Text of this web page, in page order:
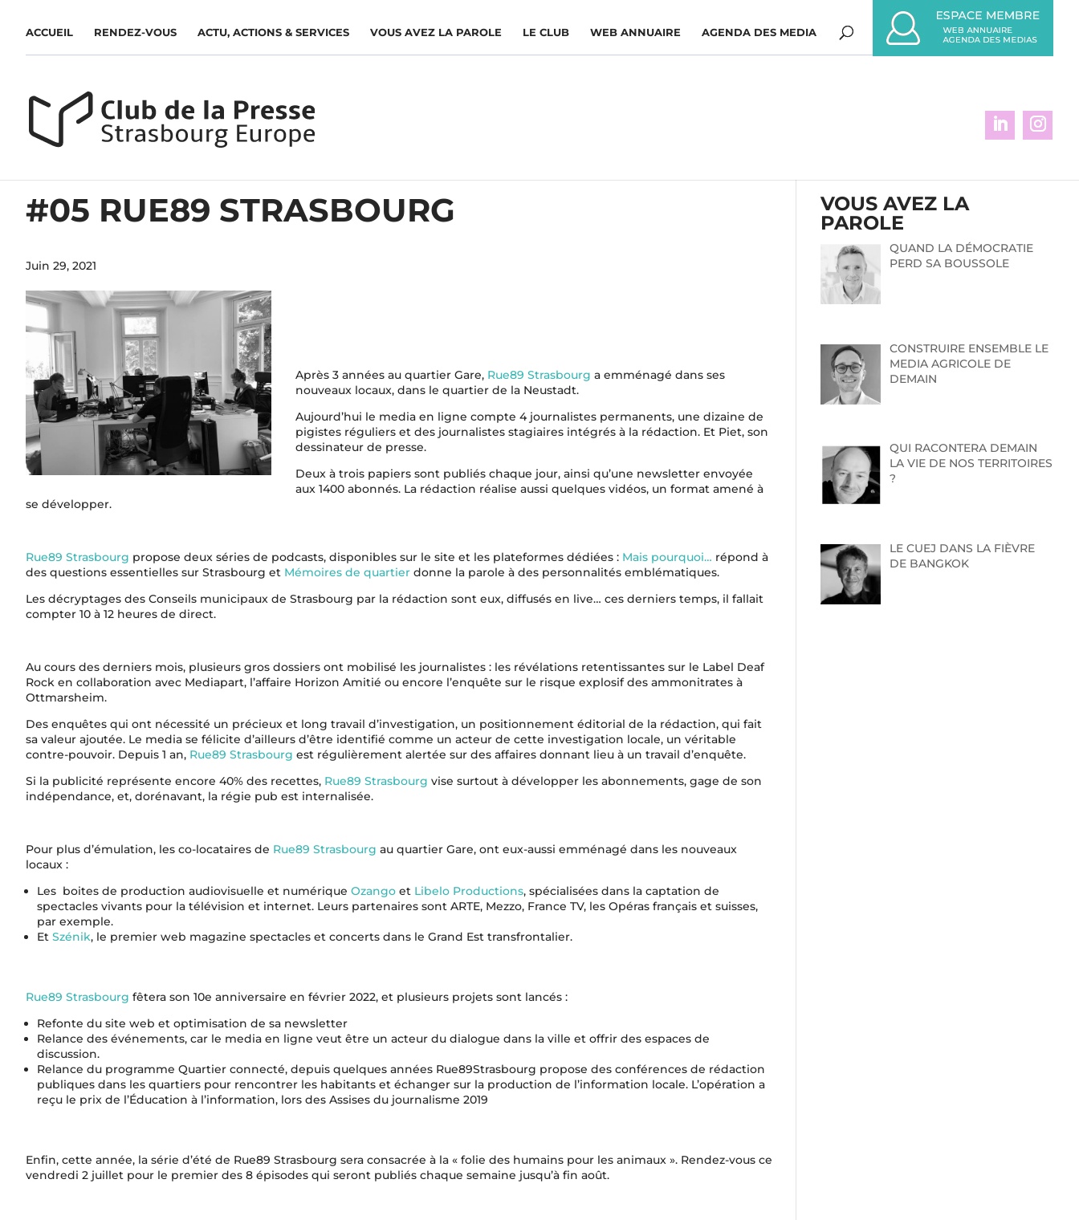
ACCUEIL RENDEZ-VOUS ACTU, ACTIONS & SERVICES VOUS AVEZ LA PAROLE LE CLUB WEB ANNUAIRE AGENDA DES MEDIA
#05 RUE89 STRASBOURG
Juin 29, 2021
Après 3 années au quartier Gare, Rue89 Strasbourg a emménagé dans ses
nouveaux locaux, dans le quartier de la Neustadt.
Aujourd’hui le media en ligne compte 4 journalistes permanents, une dizaine de
pigistes réguliers et des journalistes stagiaires intégrés à la rédaction. Et Piet, son
dessinateur de presse.
Deux à trois papiers sont publiés chaque jour, ainsi qu’une newsletter envoyée
aux 1400 abonnés. La rédaction réalise aussi quelques vidéos, un format amené à
se développer.
Rue89 Strasbourg propose deux séries de podcasts, disponibles sur le site et les plateformes dédiées : Mais pourquoi… répond à
des questions essentielles sur Strasbourg et Mémoires de quartier donne la parole à des personnalités emblématiques.
Les décryptages des Conseils municipaux de Strasbourg par la rédaction sont eux, diffusés en live… ces derniers temps, il fallait
compter 10 à 12 heures de direct.
Au cours des derniers mois, plusieurs gros dossiers ont mobilisé les journalistes : les révélations retentissantes sur le Label Deaf
Rock en collaboration avec Mediapart, l’affaire Horizon Amitié ou encore l’enquête sur le risque explosif des ammonitrates à
Ottmarsheim.
Des enquêtes qui ont nécessité un précieux et long travail d’investigation, un positionnement éditorial de la rédaction, qui fait
sa valeur ajoutée. Le media se félicite d’ailleurs d’être identifié comme un acteur de cette investigation locale, un véritable
contre-pouvoir. Depuis 1 an, Rue89 Strasbourg est régulièrement alertée sur des affaires donnant lieu à un travail d’enquête.
Si la publicité représente encore 40% des recettes, Rue89 Strasbourg vise surtout à développer les abonnements, gage de son
indépendance, et, dorénavant, la régie pub est internalisée.
Pour plus d’émulation, les co-locataires de Rue89 Strasbourg au quartier Gare, ont eux-aussi emménagé dans les nouveaux
locaux :
Les boites de production audiovisuelle et numérique Ozango et Libelo Productions, spécialisées dans la captation de
spectacles vivants pour la télévision et internet. Leurs partenaires sont ARTE, Mezzo, France TV, les Opéras français et suisses,
par exemple.
Et Szénik, le premier web magazine spectacles et concerts dans le Grand Est transfrontalier.
Rue89 Strasbourg fêtera son 10e anniversaire en février 2022, et plusieurs projets sont lancés :
Refonte du site web et optimisation de sa newsletter
Relance des événements, car le media en ligne veut être un acteur du dialogue dans la ville et offrir des espaces de
discussion.
Relance du programme Quartier connecté, depuis quelques années Rue89Strasbourg propose des conférences de rédaction
publiques dans les quartiers pour rencontrer les habitants et échanger sur la production de l’information locale. L’opération a
reçu le prix de l’Éducation à l’information, lors des Assises du journalisme 2019
Enfin, cette année, la série d’été de Rue89 Strasbourg sera consacrée à la « folie des humains pour les animaux ». Rendez-vous ce
vendredi 2 juillet pour le premier des 8 épisodes qui seront publiés chaque semaine jusqu’à fin août.
VOUS AVEZ LA
PAROLE
QUAND LA DÉMOCRATIE
PERD SA BOUSSOLE
CONSTRUIRE ENSEMBLE LE
MEDIA AGRICOLE DE
DEMAIN
QUI RACONTERA DEMAIN
LA VIE DE NOS TERRITOIRES
?
LE CUEJ DANS LA FIÈVRE
DE BANGKOK